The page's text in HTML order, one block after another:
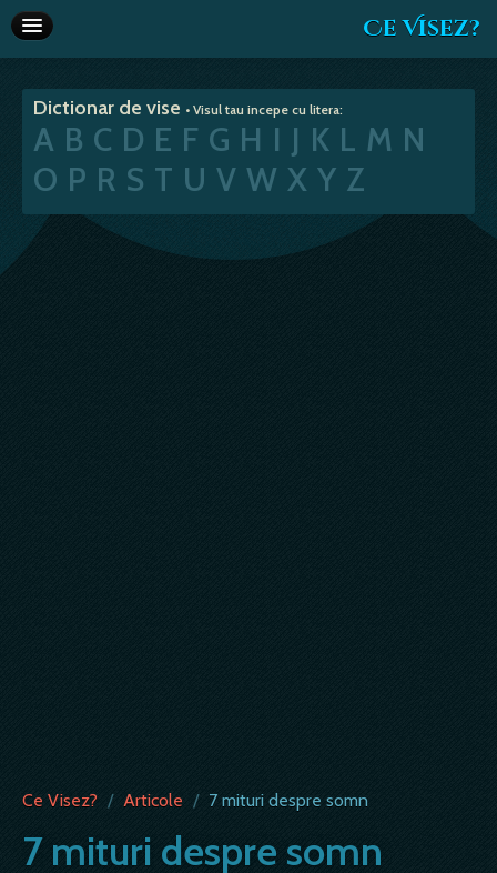
Ce Visez?
Interpretare vise
Articole
Va recomandam
Dictionar de vise • Visul tau incepe cu litera:
A B C D E F G H I J K L M N
O P R S T U V W X Y Z
Ce Visez? / Articole / 7 mituri despre somn
7 mituri despre somn